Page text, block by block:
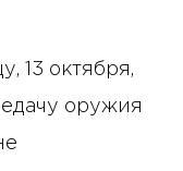
13 октября,
оружия